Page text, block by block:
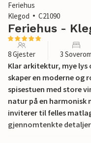
Feriehus
Klegod
C21090
Feriehus -
8 Gjester 3 Soverom
Klar arkitektur, mye
skaper en moderne og
spisestuen med store
natur på en harmonisk
inviterer til felles
gjennomtenkte